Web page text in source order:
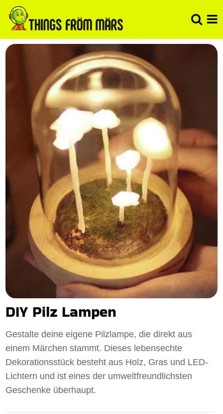
DIY Pilz Lampen
Gestalte deine eigene Pilzlampe, die direkt aus
einem Märchen stammt. Dieses lebensechte
Dekorationsstück besteht aus Holz, Gras und LED-
Lichtern und ist eines der umweltfreundlichsten
Geschenke überhaupt.